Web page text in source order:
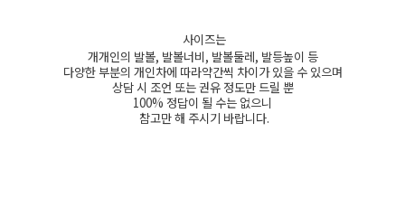
사이즈는
개개인의 발볼, 발볼너비, 발볼둘레, 발등높이 등
다양한 부분의 개인차에 따라약간씩 차이가 있을 수 있으며
상담 시 조언 또는 권유 정도만 드릴 뿐
100% 정답이 될 수는 없으니
참고만 해 주시기 바랍니다.